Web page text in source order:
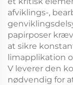
afviklings-,
papirposer
at sikre
limapplikation
V leverer den
nødvendig for